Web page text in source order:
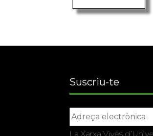
Suscriu-te
La Xarxa Vives